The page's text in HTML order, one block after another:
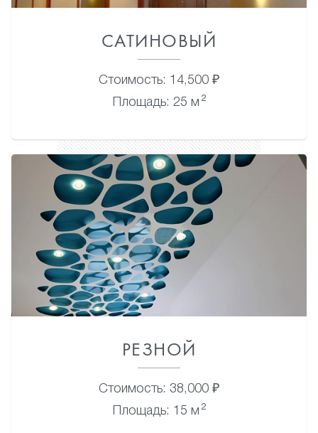
САТИНОВЫЙ
Стоимость: 14,500 ₽
Площадь: 25 м 2
РЕЗНОЙ
Стоимость: 38,000 ₽
Площадь: 15 м 2